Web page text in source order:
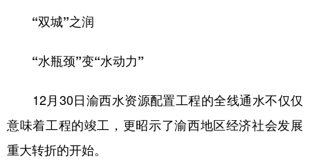
“双城”之润
“水瓶颈”变“水动力”
12月30日渝西水资源配置工程的全线通水不仅仅
意味着工程的竣工，更昭示了渝西地区经济社会发展
重大转折的开始。